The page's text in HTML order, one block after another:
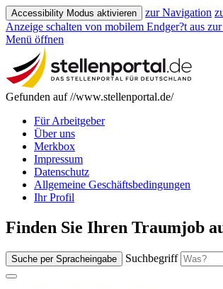
Accessibility Modus aktivieren zur Navigation
Anzeige schalten von mobilem Endger?t aus
Menü öffnen
Gefunden auf //www.stellenportal.de/
Für Arbeitgeber
Über uns
Merkbox
Impressum
Datenschutz
Allgemeine Geschäftsbedingungen
Ihr Profil
Finden Sie Ihren Traumjob
Suche per Spracheingabe Suchbegriff